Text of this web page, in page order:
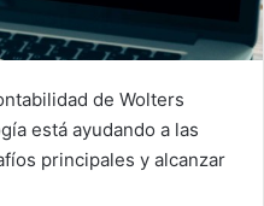
de Wolters
está ayudando a las
principales y alcanzar